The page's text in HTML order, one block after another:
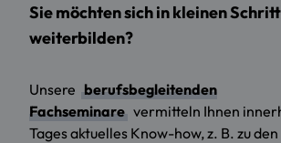
Sie möchten sich in kleinen
weiterbilden?
Unsere berufsbegleitenden
Fachseminare vermitteln Ihnen
Tages aktuelles Know-how, z. B. zu